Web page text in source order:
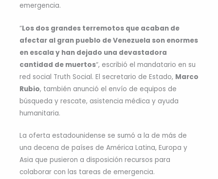
emergencia.
“Los dos grandes terremotos que acaban de
afectar al gran pueblo de Venezuela son enormes
en escala y han dejado una devastadora
cantidad de muertos“, escribió el mandatario en su
red social Truth Social. El secretario de Estado, Marco
Rubio, también anunció el envío de equipos de
búsqueda y rescate, asistencia médica y ayuda
humanitaria.
La oferta estadounidense se sumó a la de más de
una decena de países de América Latina, Europa y
Asia que pusieron a disposición recursos para
colaborar con las tareas de emergencia.